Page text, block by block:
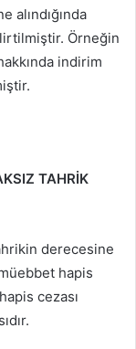
alındığında
Örneğin
indirim
TAHRİK
derecesine
hapis
cezası